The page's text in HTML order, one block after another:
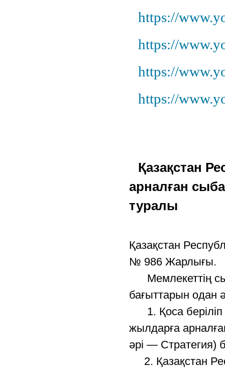
https://
https://
https://
https://
Қазақстан
арналған
туралы
Қазақстан
№ 986 Жарлығы.
Мемлекеттің
бағыттарын одан
1. Қоса беріліп
жылдарға
әрі — Стратегия)
2. Қазақстан